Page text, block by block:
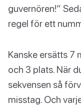
guvernören!”
regel för ett
Kanske ersätts 7
och 3 plats. När
sekvensen så
misstag. Och